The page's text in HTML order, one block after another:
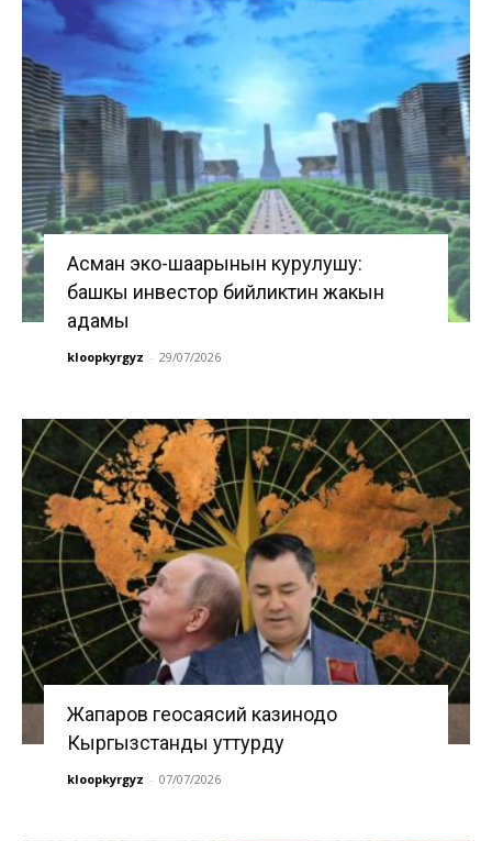
Асман эко-шаарынын курулушу:
башкы инвестор бийликтин жакын
адамы
kloopkyrgyz - 29/07/2026
Жапаров геосаясий казинодо
Кыргызстанды уттурду
kloopkyrgyz - 07/07/2026